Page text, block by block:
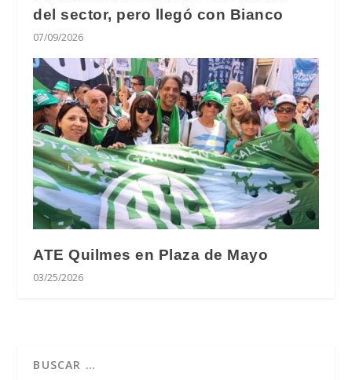
del sector, pero llegó con Bianco
07/09/2026
ATE Quilmes en Plaza de Mayo
03/25/2026